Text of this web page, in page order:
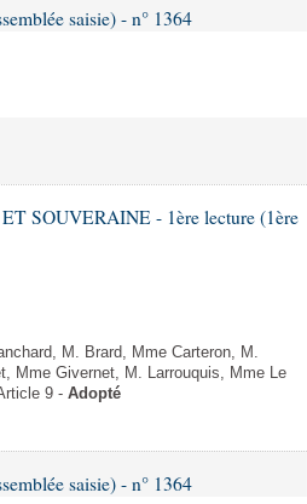
saisie) - n° 1364
SOUVERAINE - 1ère lecture (1ère
M. Brard, Mme Carteron, M.
Mme Givernet, M. Larrouquis, Mme Le
9 - Adopté
saisie) - n° 1364